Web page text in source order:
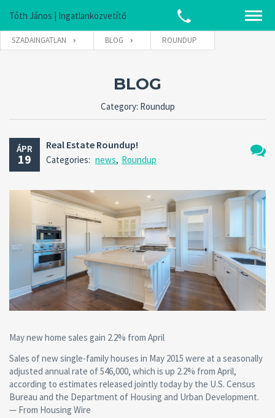
Tóth János | Ingatlanközvetítő
SZADAINGATLAN BLOG ROUNDUP
BLOG
Category: Roundup
ÁPR
19
Real Estate Roundup!
Categories: news, Roundup
May new home sales gain 2.2% from April
Sales of new single-family houses in May 2015 were at a seasonally
adjusted annual rate of 546,000, which is up 2.2% from April,
according to estimates released jointly today by the U.S. Census
Bureau and the Department of Housing and Urban Development.
— From Housing Wire